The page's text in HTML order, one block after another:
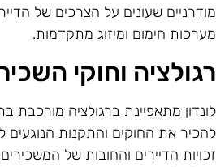
שעונים על הצרכים של
חימום ומיזוג מתקדמות.
וחוקי
מתאפיינת ברגולציה מורכבת
את החוקים והתקנות הנוגעים
הדיירים והחובות של